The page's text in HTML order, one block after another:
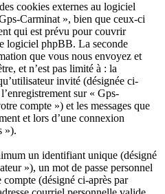
cookies externes au logiciel
Carminat », bien que ceux-ci
qui est prévu pour couvrir
logiciel phpBB. La seconde
que vous nous envoyez et
et n’est pas limité à : la
invité (désignée ci-
sur « Gps-
compte ») et les messages que
et lors d’une connexion
»).
un identifiant unique (désigné
»), un mot de passe personnel
(désigné ci-après par